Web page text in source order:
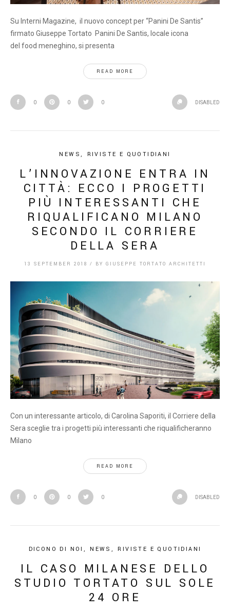
Su Interni Magazine, il nuovo concept per “Panini De Santis”
firmato Giuseppe Tortato Panini De Santis, locale icona
del food meneghino, si presenta
READ MORE
0 0 0 DISABLED
NEWS , RIVISTE E QUOTIDIANI
L’INNOVAZIONE ENTRA IN
CITTÀ: ECCO I PROGETTI
PIÙ INTERESSANTI CHE
RIQUALIFICANO MILANO
SECONDO IL CORRIERE
DELLA SERA
13 SEPTEMBER 2018 / BY GIUSEPPE TORTATO ARCHITETTI
Con un interessante articolo, di Carolina Saporiti, il Corriere della
Sera sceglie tra i progetti più interessanti che riqualificheranno
Milano
READ MORE
0 0 0 DISABLED
DICONO DI NOI , NEWS , RIVISTE E QUOTIDIANI
IL CASO MILANESE DELLO
STUDIO TORTATO SUL SOLE
24 ORE